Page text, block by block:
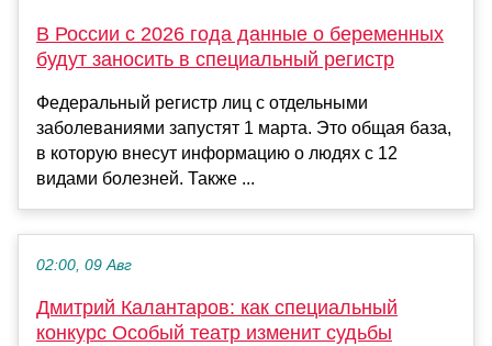
В России с 2026 года данные о беременных
будут заносить в специальный регистр
Федеральный регистр лиц с отдельными
заболеваниями запустят 1 марта. Это общая база,
в которую внесут информацию о людях с 12
видами болезней. Также ...
02:00, 09 Авг
Дмитрий Калантаров: как специальный
конкурс Особый театр изменит судьбы